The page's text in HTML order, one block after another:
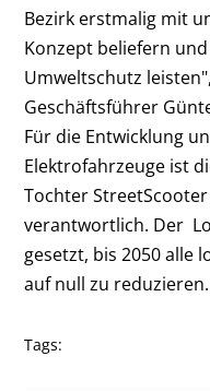
Bezirk erstmalig mit
Konzept beliefern
Umweltschutz
Geschäftsführer
Für die Entwicklung
Elektrofahrzeuge ist
Tochter
verantwortlich. Der
gesetzt, bis 2050 alle
auf null zu reduzieren.
Tags: